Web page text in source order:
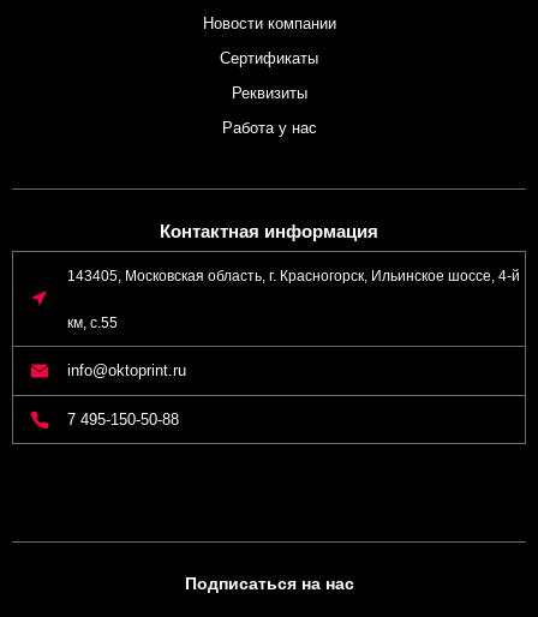
Новости компании
Сертификаты
Реквизиты
Работа у нас
Контактная информация
143405, Московская область, г. Красногорск, Ильинское шоссе, 4-й
км, с.55
info@oktoprint.ru
7 495-150-50-88
Подписаться на нас